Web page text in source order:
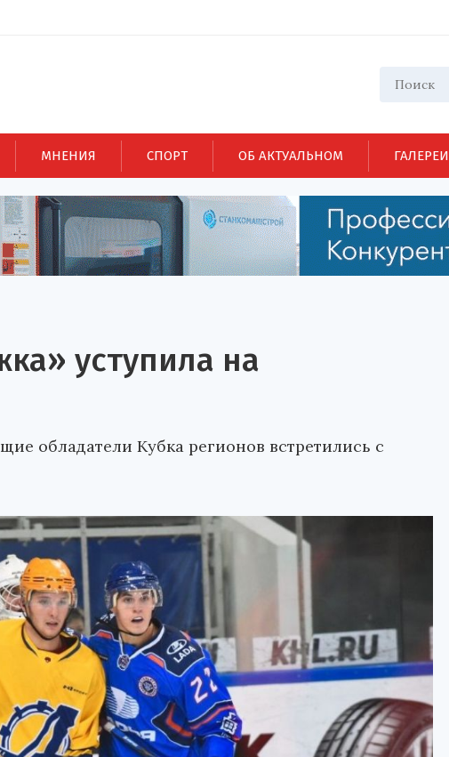
МНЕНИЯ СПОРТ ОБ АКТУАЛЬНОМ ГАЛЕРЕИ
уступила на
обладатели Кубка регионов встретились с